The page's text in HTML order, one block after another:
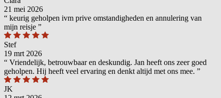
21 mei 2026
“ keurig geholpen ivm prive omstandigheden en annulering van
mijn reisje ”
Stef
19 mrt 2026
“ Vriendelijk, betrouwbaar en deskundig. Jan heeft ons zeer goed
geholpen. Hij heeft veel ervaring en denkt altijd met ons mee. ”
JK